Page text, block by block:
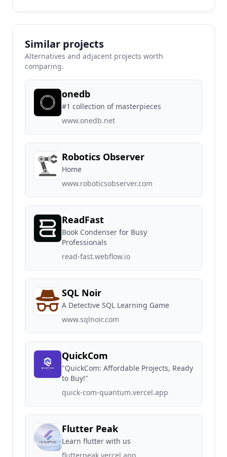
Similar projects
Alternatives and adjacent projects worth
comparing.
onedb
#1 collection of masterpieces
www.onedb.net
Robotics Observer
Home
www.roboticsobserver.com
ReadFast
Book Condenser for Busy
Professionals
read-fast.webflow.io
SQL Noir
A Detective SQL Learning Game
www.sqlnoir.com
QuickCom
"QuickCom: Affordable Projects, Ready
to Buy!"
quick-com-quantum.vercel.app
Flutter Peak
Learn flutter with us